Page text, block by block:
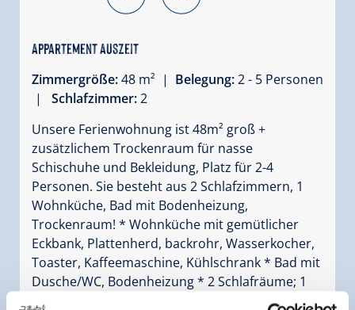
Appartement Auszeit
Zimmergröße:48 m² | Belegung:2 - 5 Personen
|
Schlafzimmer:2
Unsere Ferienwohnung ist 48m² groß +
zusätzlichem Trockenraum für nasse
Schischuhe und Bekleidung, Platz für 2-4
Personen. Sie besteht aus 2 Schlafzimmern, 1
Wohnküche, Bad mit Bodenheizung,
Trockenraum! * Wohnküche mit gemütlicher
Eckbank, Plattenherd, backrohr, Wasserkocher,
Toaster, Kaffeemaschine, Kühlschrank * Bad mit
Dusche/WC, Bodenheizung * 2 Schlafräume; 1
Doppelbett + 1 Etagenbett